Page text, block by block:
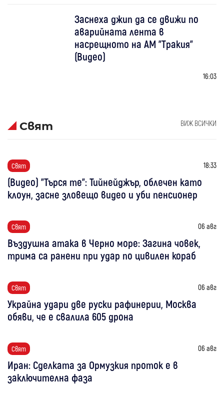
Заснеха джип да се движи по
аварийната лента в
насрещното на АМ "Тракия"
(Видео)
16:03
Свят ВИЖ ВСИЧКИ
Свят 18:33
(Видео) "Търся те": Тийнейджър, облечен като
клоун, засне зловещо видео и уби пенсионер
Свят 06 авг
Въздушна атака в Черно море: Загина човек,
трима са ранени при удар по цивилен кораб
Свят 06 авг
Украйна удари две руски рафинерии, Москва
обяви, че е свалила 605 дрона
Свят 06 авг
Иран: Сделката за Ормузкия проток е в
заключителна фаза